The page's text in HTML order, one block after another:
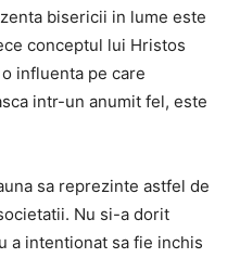
bisericii in lume este
conceptul lui Hristos
influenta pe care
intr-un anumit fel, este
sa reprezinte astfel de
Nu si-a dorit
a intentionat sa fie inchis